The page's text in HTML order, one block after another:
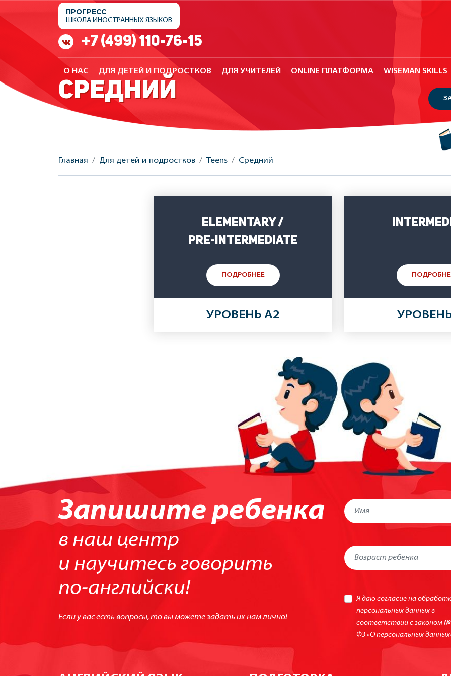
ПРОГРЕСС
ШКОЛА ИНОСТРАННЫХ ЯЗЫКОВ
+7 (499) 110-76-15
О НАС ДЛЯ ДЕТЕЙ И ПОДРОСТКОВ ДЛЯ УЧИТЕЛЕЙ ONLINE ПЛАТФОРМА WISEMAN SKILLS
СРЕДНИЙ
Главная Для детей и подростков Teens Средний
Elementary /
Pre-Intermediate
ПОДРОБНЕЕ
УРОВЕНЬ A2 УРОВЕНЬ
Запишите ребенка
в наш центр
и научитесь говорить
по-английски!
Если у вас есть вопросы, то вы можете задать их нам лично!
Я даю согласие на
персональных данных в
соответствии с законом №
ФЗ «О персональных